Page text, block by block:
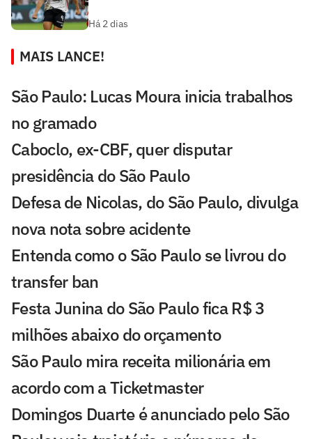
Há 2 dias
MAIS LANCE!
São Paulo: Lucas Moura inicia trabalhos
no gramado
Caboclo, ex-CBF, quer disputar
presidência do São Paulo
Defesa de Nicolas, do São Paulo, divulga
nova nota sobre acidente
Entenda como o São Paulo se livrou do
transfer ban
Festa Junina do São Paulo fica R$ 3
milhões abaixo do orçamento
São Paulo mira receita milionária em
acordo com a Ticketmaster
Domingos Duarte é anunciado pelo São